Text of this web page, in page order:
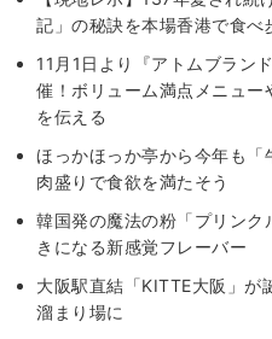
記」の秘訣を本場香港で食べ
11月1日より『アトムブラン
催！ボリューム満点メニュ
を伝える
ほっかほっか亭から今年も
肉盛りで食欲を満たそう
韓国発の魔法の粉「プリン
きになる新感覚フレーバー
大阪駅直結「KITTE大阪」が
溜まり場に